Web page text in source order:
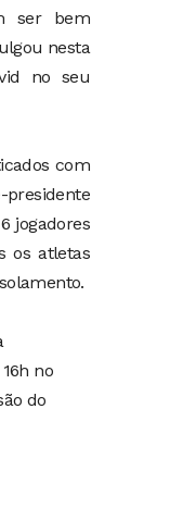
ser bem
nesta
no seu
com
jogadores
os atletas
no
do